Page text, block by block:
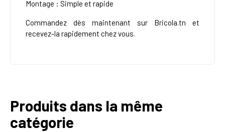
Montage : Simple et rapide
Commandez dès maintenant sur Bricola.tn et
recevez-la rapidement chez vous.
Produits dans la même
catégorie